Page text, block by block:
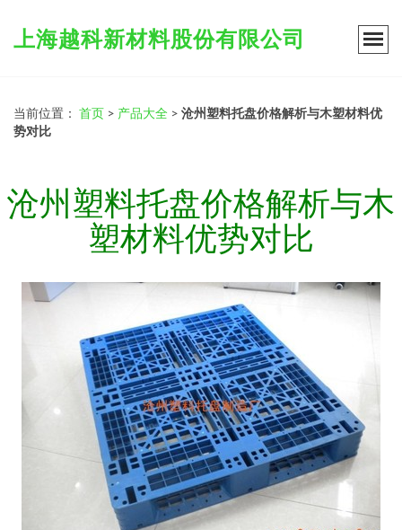
上海越科新材料股份有限公司
当前位置： 首页 > 产品大全 > 沧州塑料托盘价格解析与木塑材料优
势对比
沧州塑料托盘价格解析与木
塑材料优势对比